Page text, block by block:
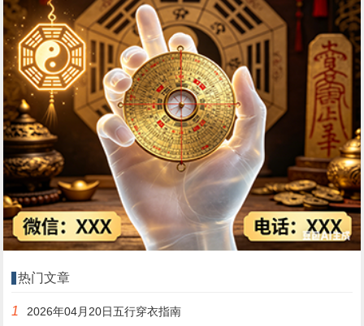
热门文章
1 2026年04月20日五行穿衣指南